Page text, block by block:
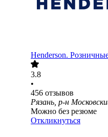
Henderson.
3.8
•
456 отзывов
Рязань, р-н
Можно без резюме
Откликнуться